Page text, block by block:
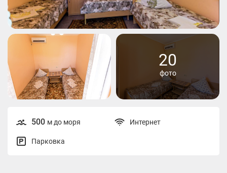
20
фото
500 м до моря Интернет
Парковка